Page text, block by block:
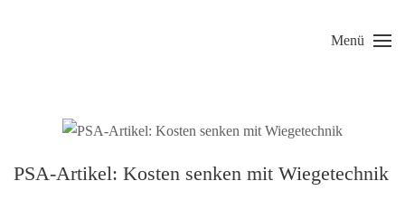
Menü
PSA-Artikel: Kosten senken mit Wiegetechnik